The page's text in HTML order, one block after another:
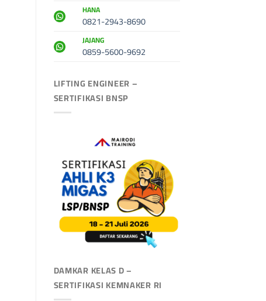
HANA
0821-2943-8690
JAJANG
0859-5600-9692
LIFTING ENGINEER –
SERTIFIKASI BNSP
DAMKAR KELAS D –
SERTIFIKASI KEMNAKER RI